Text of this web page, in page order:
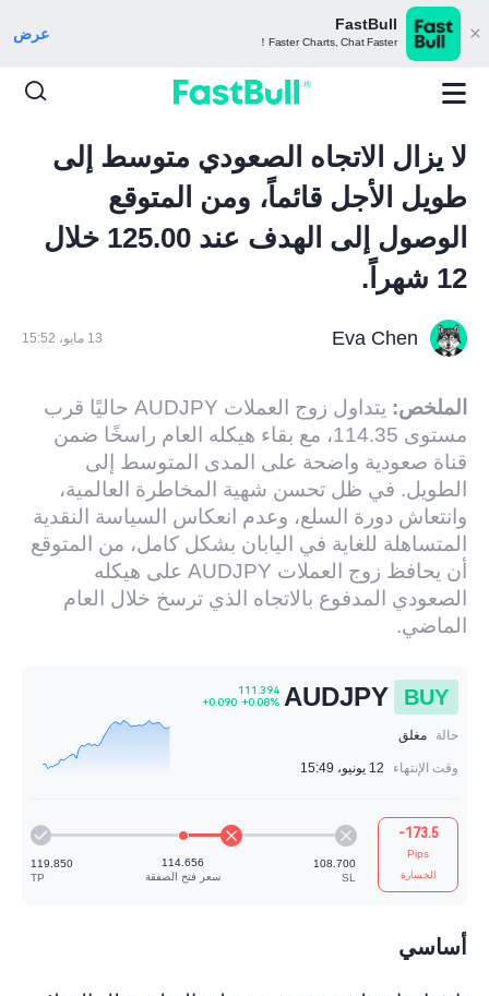
FastBull
Faster Charts, Chat Faster！ عرض
لا يزال الاتجاه الصعودي متوسط ​​إلى
طويل الأجل قائماً، ومن المتوقع
الوصول إلى الهدف عند 125.00 خلال
12 شهراً.
Eva Chen 13 مايو، 15:52
الملخص:
يتداول زوج العملات AUDJPY حاليًا قرب
مستوى 114.35، مع بقاء هيكله العام راسخًا ضمن
قناة صعودية واضحة على المدى المتوسط ​​إلى
الطويل. في ظل تحسن شهية المخاطرة العالمية،
وانتعاش دورة السلع، وعدم انعكاس السياسة النقدية
المتساهلة للغاية في اليابان بشكل كامل، من المتوقع
أن يحافظ زوج العملات AUDJPY على هيكله
الصعودي المدفوع بالاتجاه الذي ترسخ خلال العام
الماضي.
BUY
AUDJPY
+0.08%
+0.090
حالة مغلق
وقت الإنتهاء 12 يونيو، 15:49
-173.5
Pips
الخسارة
أساسي